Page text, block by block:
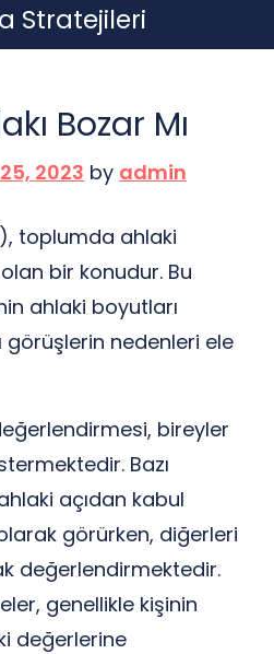
Stratejileri
Bozar Mı
2023 by admin
toplumda ahlaki
bir konudur. Bu
ahlaki boyutları
görüşlerin nedenleri ele
bireyler
Bazı
açıdan kabul
görürken, diğerleri
değerlendirmektedir.
genellikle kişinin
değerlerine